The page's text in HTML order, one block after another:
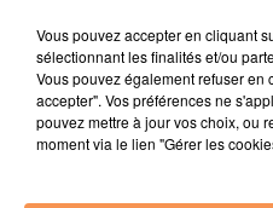
22h43
22h43 22h40
22h40
Vous pouvez accepter en cliquant
sélectionnant les finalités et/ou
Vous pouvez également refuser en
accepter". Vos préférences ne
pouvez mettre à jour vos choix, ou
moment via le lien "Gérer les